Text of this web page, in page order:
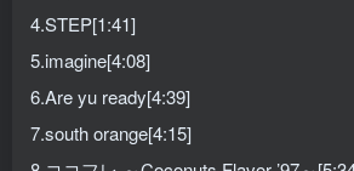
4.STEP[1:41]
5.imagine[4:08]
6.Are yu ready[4:39]
7.south orange[4:15]